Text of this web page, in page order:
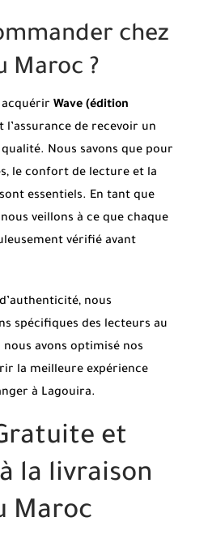
chez
Maroc ?
Wave (édition
l’assurance de recevoir un
Nous savons que pour
le confort de lecture et la
essentiels. En tant que
veillons à ce que chaque
vérifié avant
nous
spécifiques des lecteurs au
nous avons optimisé nos
la meilleure expérience
à Lagouira.
et
la livraison
Maroc